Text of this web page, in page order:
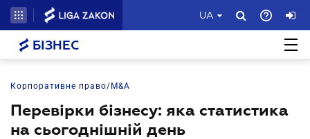
UA
БІЗНЕС
Корпоративне право/M&A
Перевірки бізнесу: яка статистика
на сьогоднішній день